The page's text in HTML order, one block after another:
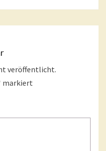
veröffentlicht.
markiert